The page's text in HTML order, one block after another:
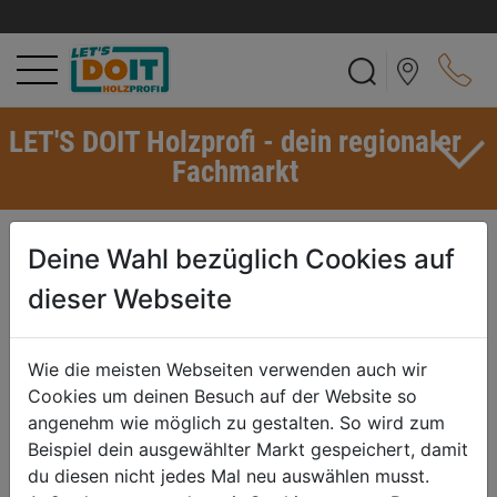
LET'S DOIT Holzprofi - dein regionaler
Fachmarkt
QUELLUNG
Die Vergrößerung aller drei Abmessungen und damit auch des
Volumens durch Feuchtigkeitsaufnahme bezeichnet man als
Quellung. Diese ist unterhalb der Fasersättigung möglich, also etwa
unterhalb 24 bis 32 % Holzfeuchtigkeit. Entsprechend dazu tritt bei
Feuchtigkeitsabnahme der umgekehrte Effekt - die Schwindung des
Holzes - auf. Quellung und Schwindung wiederholen sich jeweils bei
erneuter Befeuchtung bzw. Trocknung (siehe Stehvermögen).
Deine Wahl bezüglich Cookies auf
dieser Webseite
Wie die meisten Webseiten verwenden auch wir
Cookies um deinen Besuch auf der Website so
angenehm wie möglich zu gestalten. So wird zum
Beispiel dein ausgewählter Markt gespeichert, damit
du diesen nicht jedes Mal neu auswählen musst.